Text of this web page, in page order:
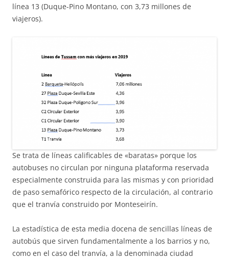
línea 13 (Duque-Pino Montano, con 3,73 millones de
viajeros).
Se trata de líneas calificables de «baratas» porque los
autobuses no circulan por ninguna plataforma reservada
especialmente construida para las mismas y con prioridad
de paso semafórico respecto de la circulación, al contrario
que el tranvía construido por Monteseirín.
La estadística de esta media docena de sencillas líneas de
autobús que sirven fundamentalmente a los barrios y no,
como en el caso del tranvía, a la denominada ciudad